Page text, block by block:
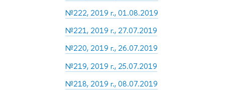
№222, 2019 г., 01.08.2019
№221, 2019 г., 27.07.2019
№220, 2019 г., 26.07.2019
№219, 2019 г., 25.07.2019
№218, 2019 г., 08.07.2019